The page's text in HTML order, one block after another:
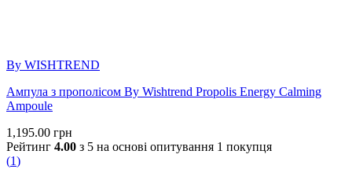
By WISHTREND
Ампула з прополісом By Wishtrend Propolis Energy Calming
Ampoule
1,195.00 грн
Рейтинг 4.00 з 5 на основі опитування 1 покупця
(1)